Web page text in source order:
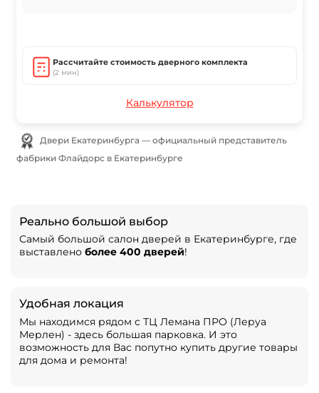
Рассчитайте стоимость дверного комплекта
(2 мин)
Калькулятор
фабрики Флайдорс в Екатеринбурге
Реально большой выбор
Самый большой салон дверей в Екатеринбурге, где
выставлено более 400 дверей!
Удобная локация
Мы находимся рядом с ТЦ Лемана ПРО (Леруа
Мерлен) - здесь большая парковка. И это
возможность для Вас попутно купить другие товары
для дома и ремонта!